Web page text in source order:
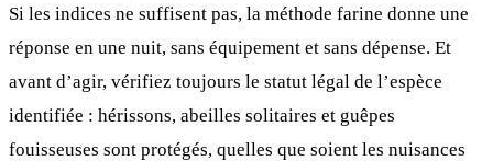
Si les indices ne suffisent pas, la méthode farine donne une
réponse en une nuit, sans équipement et sans dépense. Et
avant d’agir, vérifiez toujours le statut légal de l’espèce
identifiée : hérissons, abeilles solitaires et guêpes
fouisseuses sont protégés, quelles que soient les nuisances